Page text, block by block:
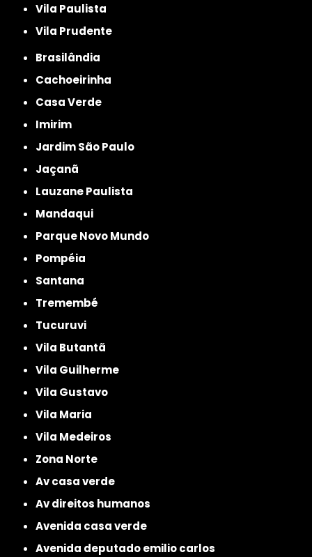
Vila Paulista
Vila Prudente
Brasilândia
Cachoeirinha
Casa Verde
Imirim
Jardim São Paulo
Jaçanã
Lauzane Paulista
Mandaqui
Parque Novo Mundo
Pompéia
Santana
Tremembé
Tucuruvi
Vila Butantã
Vila Guilherme
Vila Gustavo
Vila Maria
Vila Medeiros
Zona Norte
av casa verde
av direitos humanos
avenida casa verde
avenida deputado emilio carlos